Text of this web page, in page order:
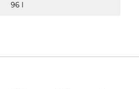
96 l